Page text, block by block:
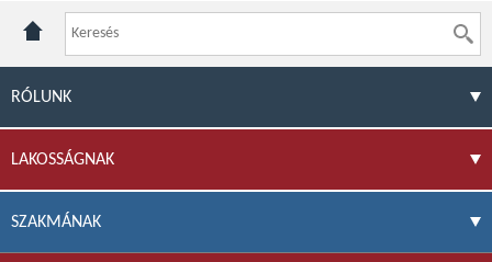
RÓLUNK
LAKOSSÁGNAK
SZAKMÁNAK